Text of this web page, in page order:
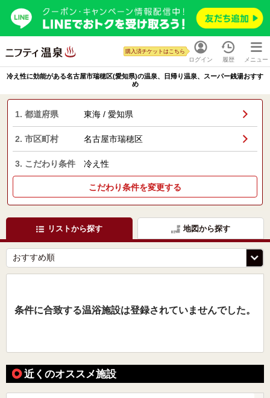
ログイン
購入済チケットはこちら
履歴 メニュー
冷え性に効能がある名古屋市瑞穂区(愛知県)の温泉、日帰り温泉、スーパー銭湯おすす
め
1. 都道府県 東海 / 愛知県
2. 市区町村 名古屋市瑞穂区
3. こだわり条件 冷え性
こだわり条件を変更する
リストから探す 地図から探す
条件に合致する温浴施設は登録されていませんでした。
近くのオススメ施設